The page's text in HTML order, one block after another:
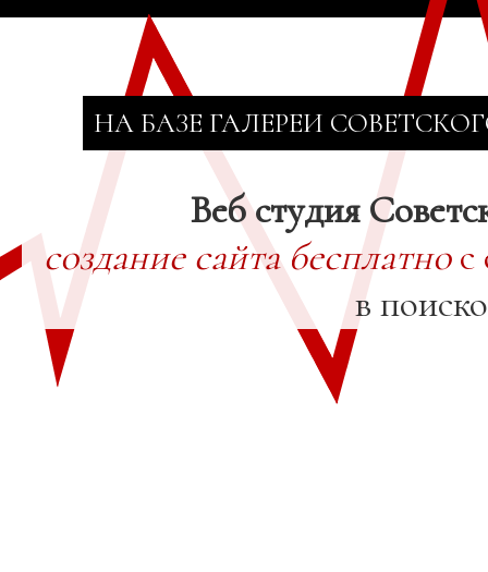
НА БАЗЕ ГАЛЕРЕИ
Веб студия
создание сайта бесплатнос
в